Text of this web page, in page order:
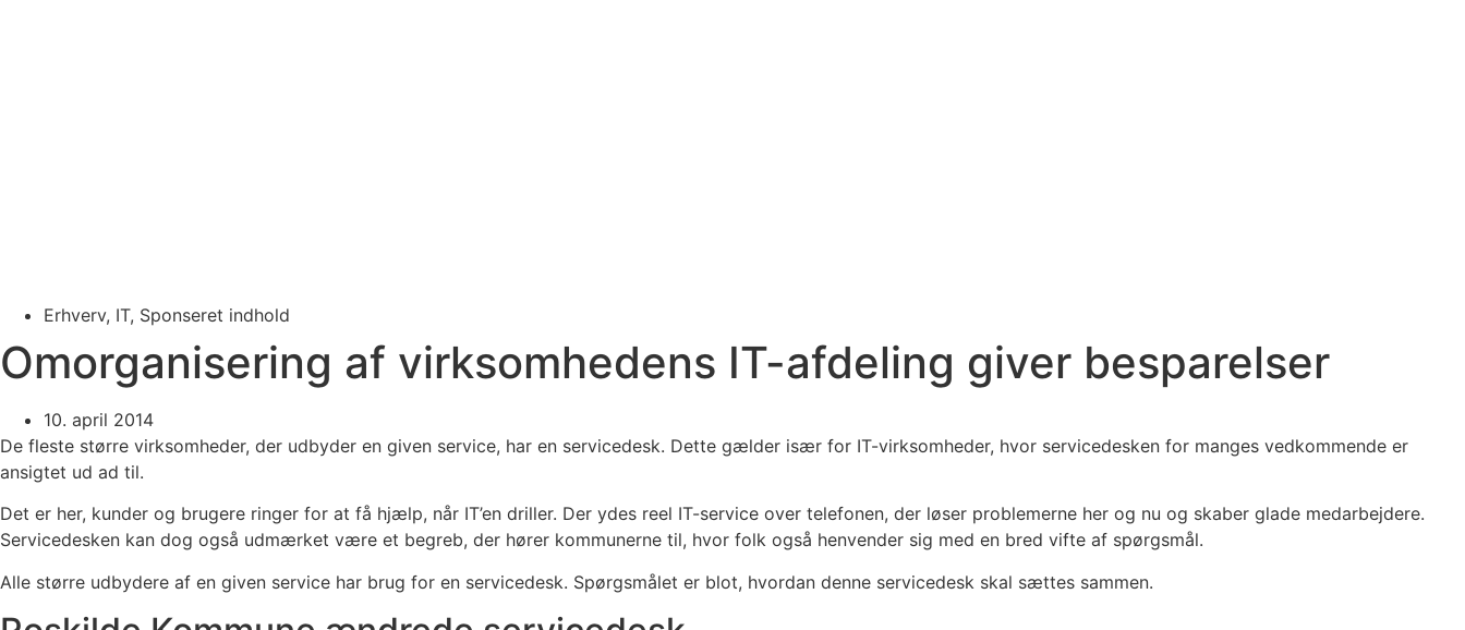
Erhverv, IT, Sponseret indhold
Omorganisering af virksomhedens IT-afdeling giver besparelser
10. april 2014
De fleste større virksomheder, der udbyder en given service, har en servicedesk. Dette gælder især for IT-virksomheder, hvor servicedesken for manges vedkommende er
ansigtet ud ad til.
Det er her, kunder og brugere ringer for at få hjælp, når IT’en driller. Der ydes reel IT-service over telefonen, der løser problemerne her og nu og skaber glade medarbejdere.
Servicedesken kan dog også udmærket være et begreb, der hører kommunerne til, hvor folk også henvender sig med en bred vifte af spørgsmål.
Alle større udbydere af en given service har brug for en servicedesk. Spørgsmålet er blot, hvordan denne servicedesk skal sættes sammen.